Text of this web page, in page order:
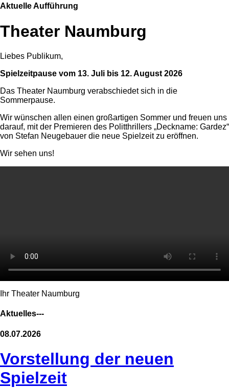
Aktuelle Aufführung
Theater Naumburg
Liebes Publikum,
Spielzeitpause vom 13. Juli bis 12. August 2026
Das Theater Naumburg verabschiedet sich in die
Sommerpause.
Wir wünschen allen einen großartigen Sommer und freuen uns
darauf, mit der Premieren des Politthrillers „Deckname: Gardez“
von Stefan Neugebauer die neue Spielzeit zu eröffnen.
Wir sehen uns!
Ihr Theater Naumburg
Aktuelles---
08.07.2026
Vorstellung der neuen
Spielzeit